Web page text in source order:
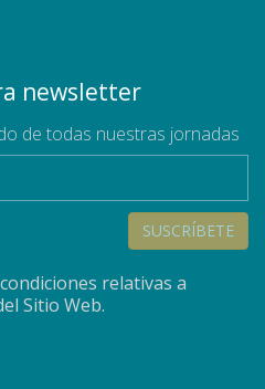
newsletter
de todas nuestras jornadas
SUSCRÍBETE
relativas a
Sitio Web.